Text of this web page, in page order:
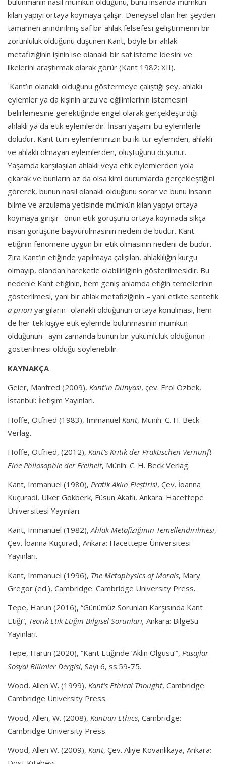
kılan yapıyı ortaya koymaya çalışır. Deneysel olan her şeyden
tamamen arındırılmış saf bir ahlak felsefesi geliştirmenin bir
zorunluluk olduğunu düşünen Kant, böyle bir ahlak
metafiziğinin işinin ise olanaklı bir saf isteme idesini ve
ilkelerini araştırmak olarak görür (Kant 1982: XII).
Kant’ın olanaklı olduğunu göstermeye çalıştığı şey, ahlaklı
eylemler ya da kişinin arzu ve eğilimlerinin istemesini
belirlemesine gerektiğinde engel olarak gerçekleştirdiği
ahlaklı ya da etik eylemlerdir. İnsan yaşamı bu eylemlerle
doludur. Kant tüm eylemlerimizin bu iki tür eylemden, ahlaklı
ve ahlaklı olmayan eylemlerden, oluştuğunu düşünür.
Yaşamda karşılaşılan ahlaklı veya etik eylemlerden yola
çıkarak ve bunların az da olsa kimi durumlarda gerçekleştiğini
görerek, bunun nasıl olanaklı olduğunu sorar ve bunu insanın
bilme ve arzulama yetisinde mümkün kılan yapıyı ortaya
koymaya girişir -onun etik görüşünü ortaya koymada sıkça
insan görüşüne başvurulmasının nedeni de budur. Kant
etiğinin fenomene uygun bir etik olmasının nedeni de budur.
Zira Kant’ın etiğinde yapılmaya çalışılan, ahlaklılığın kurgu
olmayıp, olandan hareketle olabilirliğinin gösterilmesidir. Bu
nedenle Kant etiğinin, hem geniş anlamda etiğin temellerinin
gösterilmesi, yani bir ahlak metafiziğinin – yani etikte sentetik
a priori yargıların- olanaklı olduğunun ortaya konulması, hem
de her tek kişiye etik eylemde bulunmasının mümkün
olduğunun –aynı zamanda bunun bir yükümlülük olduğunun-
gösterilmesi olduğu söylenebilir.
KAYNAKÇA
Geier, Manfred (2009), Kant’ın Dünyası, çev. Erol Özbek,
İstanbul: İletişim Yayınları.
Höffe, Otfried (1983), Immanuel Kant, Münih: C. H. Beck
Verlag.
Höffe, Otfried, (2012), Kant’s Kritik der Praktischen Vernunft
Eine Philosophie der Freiheit, Münih: C. H. Beck Verlag.
Kant, Immanuel (1980), Pratik Aklın Eleştirisi, Çev. İoanna
Kuçuradi, Ülker Gökberk, Füsun Akatlı, Ankara: Hacettepe
Üniversitesi Yayınları.
Kant, Immanuel (1982), Ahlak Metafiziğinin Temellendirilmesi,
Çev. İoanna Kuçuradi, Ankara: Hacettepe Üniversitesi
Yayınları.
Kant, Immanuel (1996), The Metaphysics of Morals, Mary
Gregor (ed.), Cambridge: Cambridge University Press.
Tepe, Harun (2016), “Günümüz Sorunları Karşısında Kant
Etiği”, Teorik Etik Etiğin Bilgisel Sorunları, Ankara: BilgeSu
Yayınları.
Tepe, Harun (2020), “Kant Etiğinde ‘Aklın Olgusu’”, Pasajlar
Sosyal Bilimler Dergisi, Sayı 6, ss.59-75.
Wood, Allen W. (1999), Kant’s Ethical Thought, Cambridge:
Cambridge University Press.
Wood, Allen, W. (2008), Kantian Ethics, Cambridge:
Cambridge University Press.
Wood, Allen W. (2009), Kant, Çev. Aliye Kovanlıkaya, Ankara: